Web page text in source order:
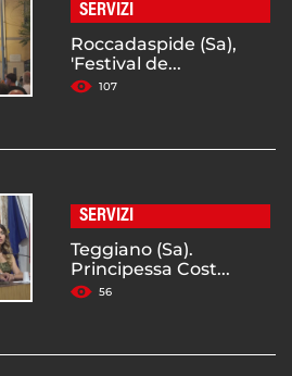
SERVIZI
Roccadaspide (Sa),
'Festival de...
107
SERVIZI
Teggiano (Sa).
Principessa Cost...
56